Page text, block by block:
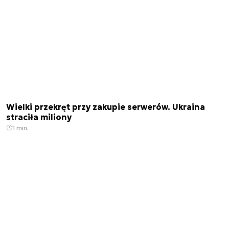
Wielki przekręt przy zakupie serwerów. Ukraina
straciła miliony
1 min.